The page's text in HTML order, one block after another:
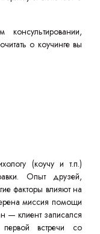
о коучинге вы
(коучу и т.п.)
Опыт друзей,
факторы влияют на
миссия помощи
— клиент записался
встречи со